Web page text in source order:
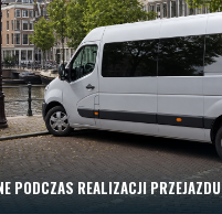
PODCZAS REALIZACJI PRZEJAZDU